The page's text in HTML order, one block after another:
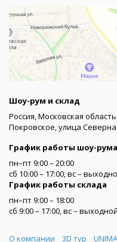
Шоу-рум и склад
Россия, Московская
Покровское, улица
График работы шоу-рума
пн–пт 9:00 – 20:00
сб 10:00 – 17:00, вс –
График работы склада
пн–пт 9:00 – 18:00
сб 9:00 – 17:00, вс – выходной
Меню
О компании 3D тур